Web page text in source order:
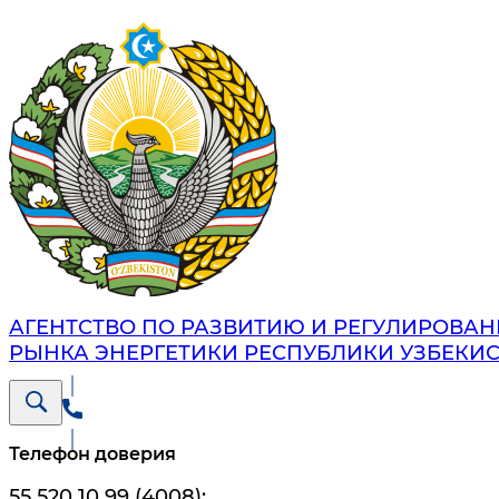
АГЕНТСТВО ПО РАЗВИТИЮ И
РЫНКА ЭНЕРГЕТИКИ РЕСПУБЛИКИ
Телефон доверия